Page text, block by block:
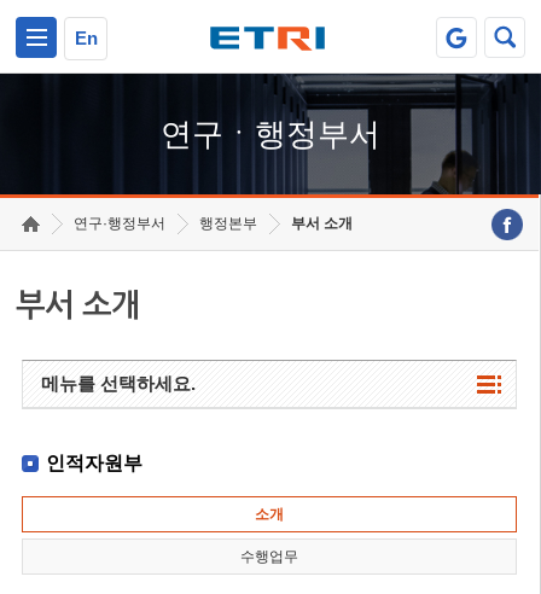
En
연구ㆍ행정부서
연구·행정부서 행정본부 부서 소개
부서 소개
메뉴를 선택하세요.
인적자원부
소개
수행업무